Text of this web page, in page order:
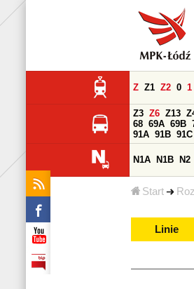
Start
Z Z1 Z2 0 1
Z3 Z6 Z13
68 69A 69B
91A 91B 91C
N1A N1B N2
Linie